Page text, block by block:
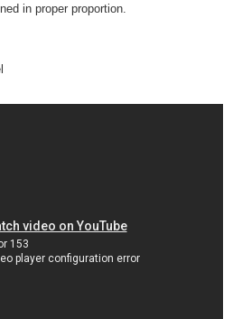
in proper proportion.